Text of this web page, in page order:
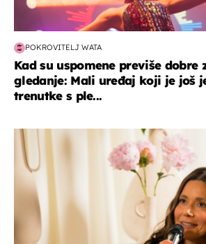
POKROVITELJ WATA
Kad su uspomene previše dobre
gledanje: Mali uređaj koji je još
trenutke s ple...
moda & ljepota